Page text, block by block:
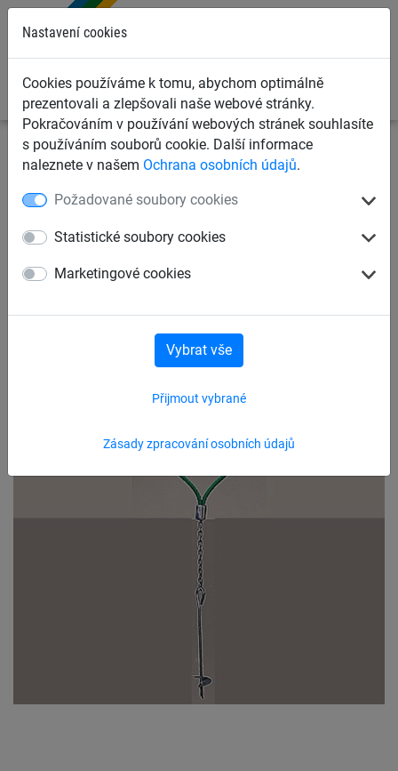
Nastavení cookies
Cookies používáme k tomu, abychom optimálně
prezentovali a zlepšovali naše webové stránky.
Pokračováním v používání webových stránek souhlasíte
s používáním souborů cookie. Další informace
naleznete v našem Ochrana osobních údajů.
Požadované soubory cookies
Statistické soubory cookies
Marketingové cookies
Zásady zpracování osobních údajů
Přijmout vybrané
Vybrat vše
Dětská lanová hřiště
Šplhací sítě, žebříky, lana
Prodloužení žebříku bez kotvy
pro zašroubování